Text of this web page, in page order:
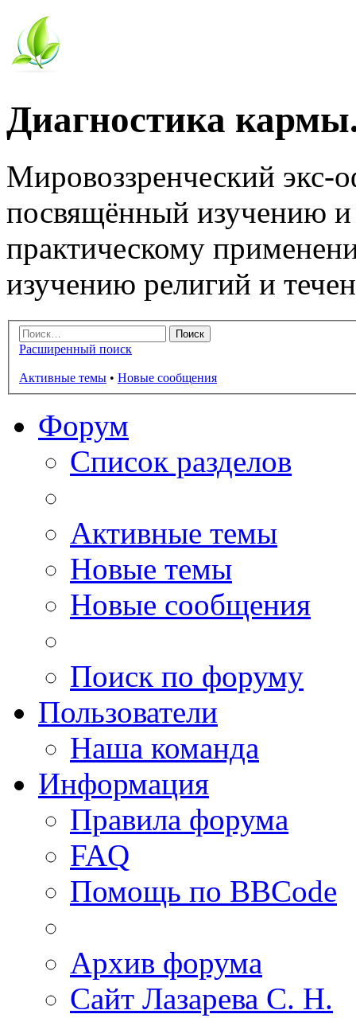
Диагностика
Мировоззренческий
посвящённый изучению
практическому
изучению религий и
Расширенный поиск
Активные темы • Новые сообщения
Форум
Список разделов
Активные темы
Новые темы
Новые сообщения
Поиск по форуму
Пользователи
Наша команда
Информация
Правила форума
FAQ
Помощь по BBCode
Архив форума
Сайт Лазарева С. Н.